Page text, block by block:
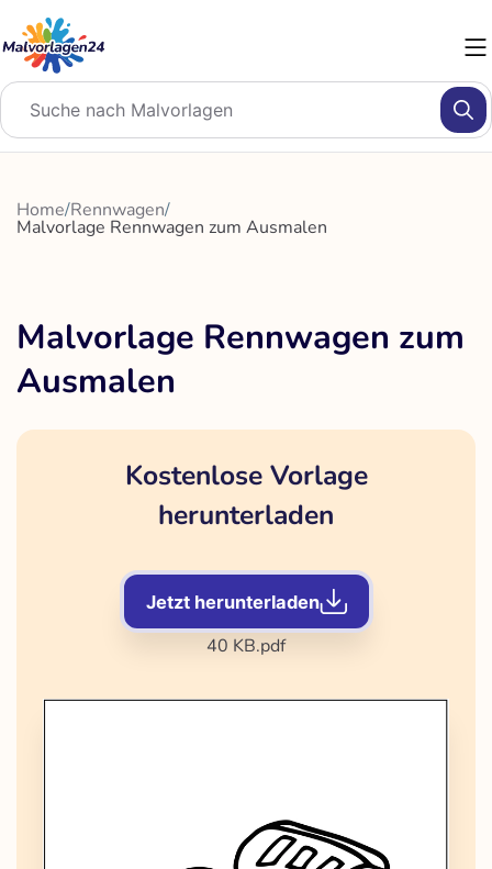
Inhalt
springen
Home/Rennwagen/
Malvorlage Rennwagen zum Ausmalen
Malvorlage Rennwagen zum
Ausmalen
Kostenlose Vorlage
herunterladen
Jetzt herunterladen
40 KB.pdf